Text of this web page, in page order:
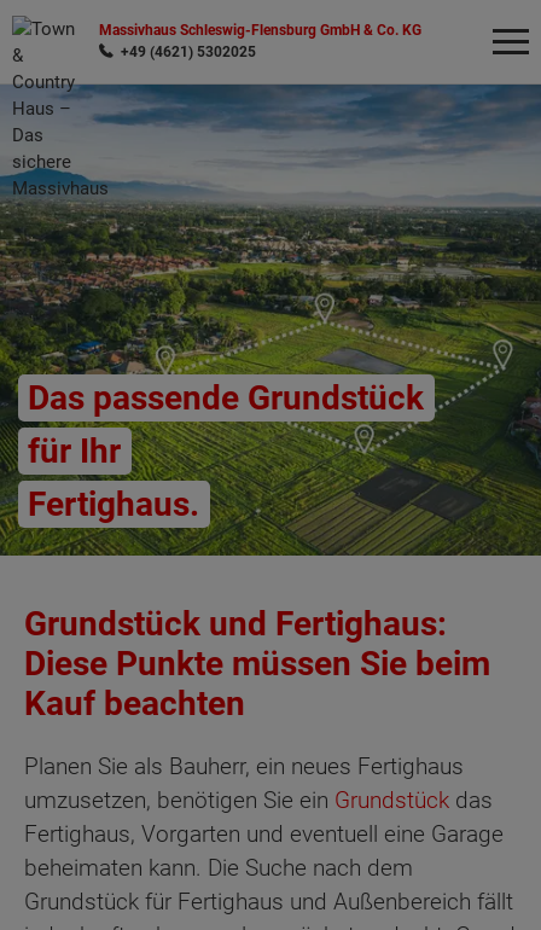
Massivhaus Schleswig-Flensburg GmbH & Co. KG
+49 (4621) 5302025
Das passende Grundstück
für Ihr
Fertighaus.
Grundstück und Fertighaus:
Diese Punkte müssen Sie beim
Kauf beachten
Planen Sie als Bauherr, ein neues Fertighaus
umzusetzen, benötigen Sie ein Grundstück das
Fertighaus, Vorgarten und eventuell eine Garage
beheimaten kann. Die Suche nach dem
Grundstück für Fertighaus und Außenbereich fällt
Wonach möchten Sie suchen?